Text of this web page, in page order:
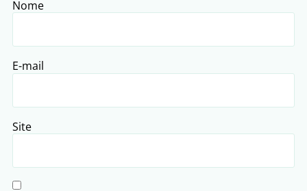
Nome
E-mail
Site